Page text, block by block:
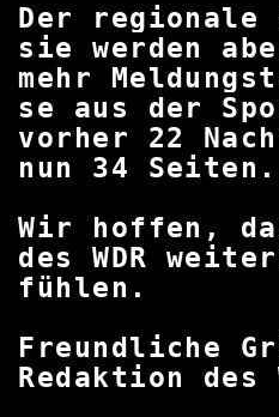
Der
sie werden
mehr
se aus der
vorher 22
nun
Wir hoffen,
des WDR
Freundliche